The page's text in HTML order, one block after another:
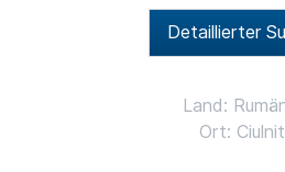
Detaillierter
Land:
Ort: